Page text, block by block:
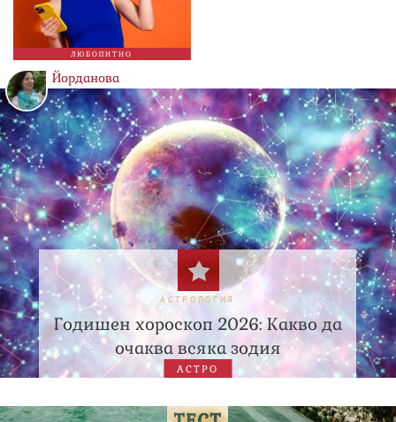
ЛЮБОПИТНО
Йорданова
АСТРОЛОГИЯ
Годишен хороскоп 2026: Какво да
очаква всяка зодия
АСТРО